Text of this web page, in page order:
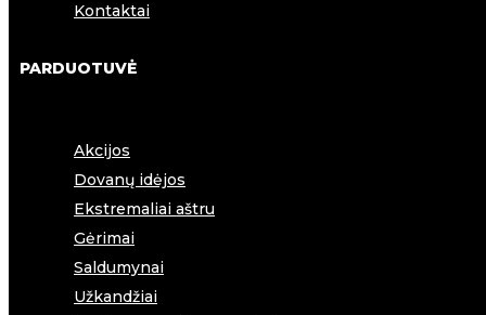
Kontaktai
PARDUOTUVĖ
Akcijos
Dovanų idėjos
Ekstremaliai aštru
Gėrimai
Saldumynai
Užkandžiai